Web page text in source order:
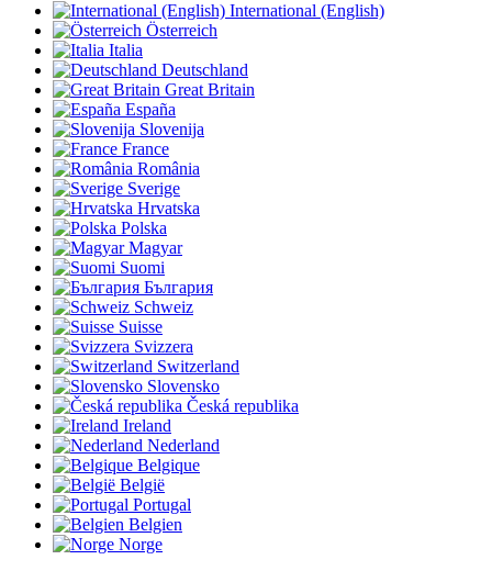
International (English)
Österreich
Italia
Deutschland
Great Britain
España
Slovenija
France
România
Sverige
Hrvatska
Polska
Magyar
Suomi
България
Schweiz
Suisse
Svizzera
Switzerland
Slovensko
Česká republika
Ireland
Nederland
Belgique
België
Portugal
Belgien
Norge